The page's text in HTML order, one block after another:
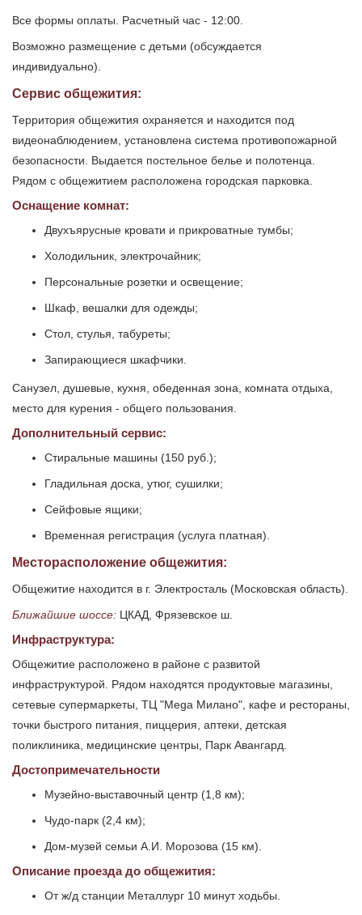
Все формы оплаты. Расчетный час - 12:00.
Возможно размещение с детьми (обсуждается
индивидуально).
Сервис общежития:
Территория общежития охраняется и находится под
видеонаблюдением, установлена система противопожарной
безопасности. Выдается постельное белье и полотенца.
Рядом с общежитием расположена городская парковка.
Оснащение комнат:
Двухъярусные кровати и прикроватные тумбы;
Холодильник, электрочайник;
Персональные розетки и освещение;
Шкаф, вешалки для одежды;
Стол, стулья, табуреты;
Запирающиеся шкафчики.
Санузел, душевые, кухня, обеденная зона, комната отдыха,
место для курения - общего пользования.
Дополнительный сервис:
Стиральные машины (150 руб.);
Гладильная доска, утюг, сушилки;
Сейфовые ящики;
Временная регистрация (услуга платная).
Месторасположение общежития:
Общежитие находится в г. Электросталь (Московская область).
Ближайшие шоссе: ЦКАД, Фрязевское ш.
Инфраструктура:
Общежитие расположено в районе с развитой
инфраструктурой. Рядом находятся продуктовые магазины,
сетевые супермаркеты, ТЦ "Mega Милано", кафе и рестораны,
точки быстрого питания, пиццерия, аптеки, детская
поликлиника, медицинские центры, Парк Авангард.
Достопримечательности
Музейно-выставочный центр (1,8 км);
Чудо-парк (2,4 км);
Дом-музей семьи А.И. Морозова (15 км).
Описание проезда до общежития:
От ж/д станции Металлург 10 минут ходьбы.